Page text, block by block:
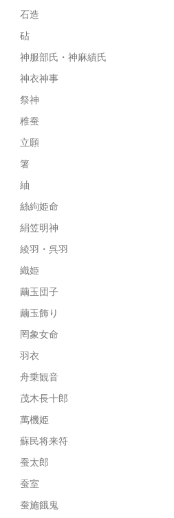
石造
砧
神服部氏・神麻績氏
神衣神事
祭神
稚蚕
立願
箸
紬
絲絇姫命
絹笠明神
綾羽・呉羽
織姫
繭玉団子
繭玉飾り
罔象女命
羽衣
舟乗観音
茂木長十郎
萬機姫
蘇民将来符
蚕太郎
蚕室
蚕施餓鬼